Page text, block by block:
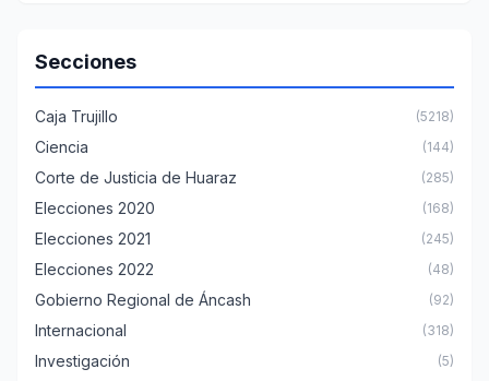
Secciones
Caja Trujillo (5218)
Ciencia (144)
Corte de Justicia de Huaraz (285)
Elecciones 2020 (168)
Elecciones 2021 (245)
Elecciones 2022 (48)
Gobierno Regional de Áncash (92)
Internacional (318)
Investigación (5)